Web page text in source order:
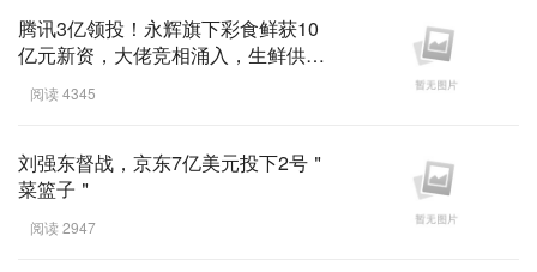
腾讯3亿领投！永辉旗下彩食鲜获10
亿元新资，大佬竞相涌入，生鲜供应
链赛道趋热 ...
阅读 4345
刘强东督战，京东7亿美元投下2号＂
菜篮子＂
阅读 2947